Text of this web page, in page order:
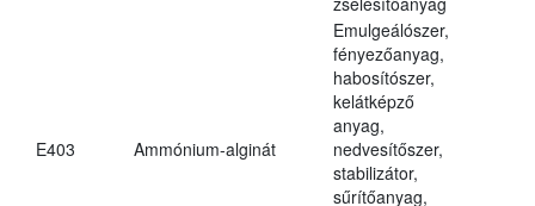
E403 Ammónium-alginát
Emulgeálószer,
fényezőanyag,
habosítószer,
kelátképző
anyag,
nedvesítőszer,
stabilizátor,
sűrítőanyag,